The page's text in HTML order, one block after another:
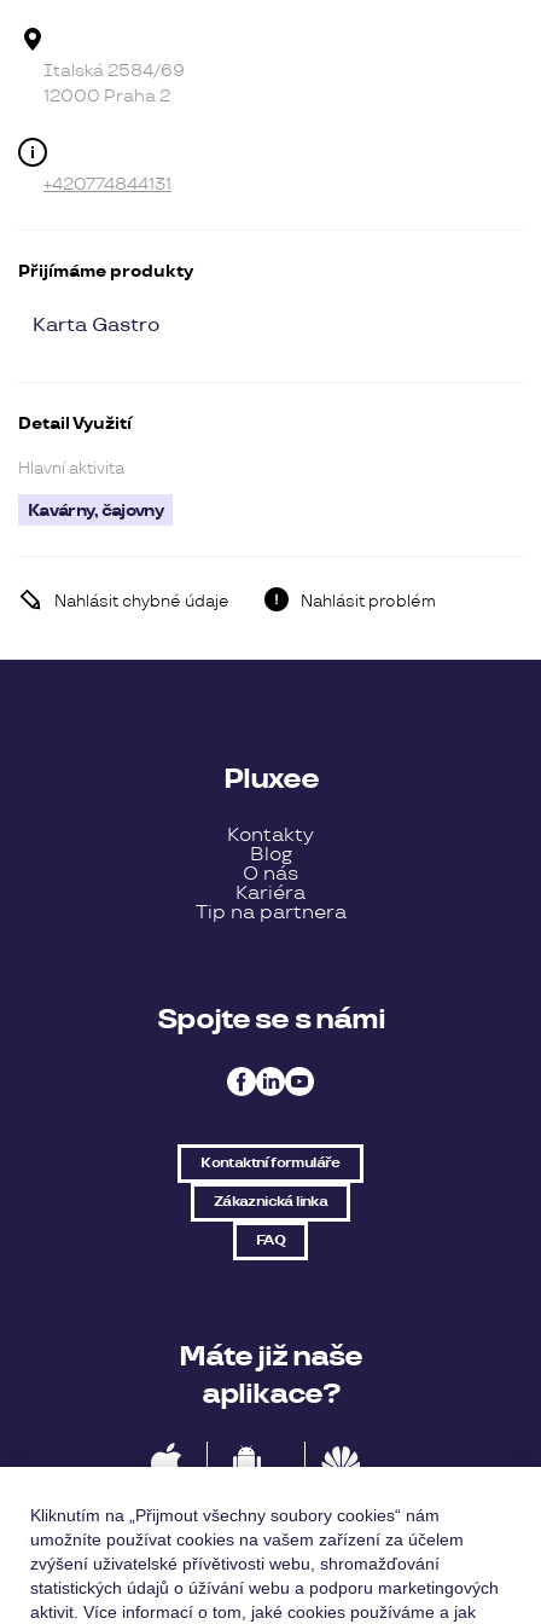
Italská 2584/69
12000 Praha 2
+420774844131
Přijímáme produkty
Karta Gastro
Detail Využití
Hlavní aktivita
Kavárny, čajovny
Nahlásit chybné údaje Nahlásit problém
Pluxee
Kontakty
Blog
O nás
Kariéra
Tip na partnera
Spojte se s námi
Kontaktní formuláře
Zákaznická linka
FAQ
Máte již naše
aplikace?
Jazykové verze
Kliknutím na „Přijmout všechny soubory cookies“ nám
umožníte používat cookies na vašem zařízení za účelem
zvýšení uživatelské přívětivosti webu, shromažďování
statistických údajů o úžívání webu a podporu marketingových
aktivit. Více informací o tom, jaké cookies používáme a jak